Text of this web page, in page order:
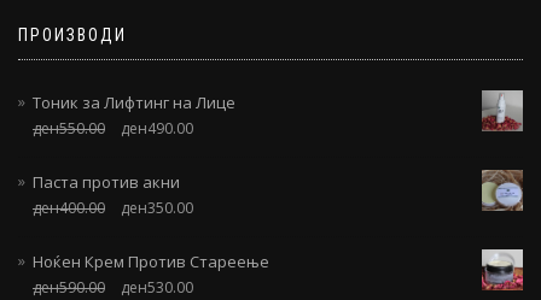
ПРОИЗВОДИ
Тоник за Лифтинг на Лице
ден550.00 ден490.00
Паста против акни
ден400.00 ден350.00
Ноќен Крем Против Стареење
ден590.00 ден530.00